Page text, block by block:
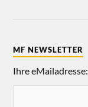
MF NEWSLETTER
Ihre eMailadresse: